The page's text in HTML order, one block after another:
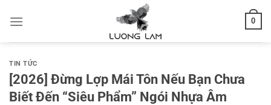
qua
0
TIN TỨC
[2026] Đừng Lợp Mái Tôn Nếu Bạn Chưa
Biết Đến “Siêu Phẩm” Ngói Nhựa Âm